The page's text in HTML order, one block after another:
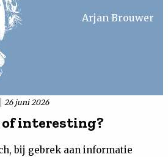
Arjan Brouwer
26 juni 2026
interesting?
bij gebrek aan informatie